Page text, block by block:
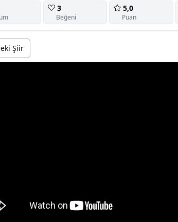
3
Beğeni
5,0
Puan
Şiir